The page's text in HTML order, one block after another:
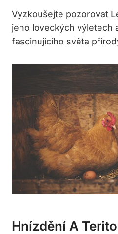
Vyzkoušejte pozorovat
jeho loveckých výletech
fascinujícího světa
Hnízdění A